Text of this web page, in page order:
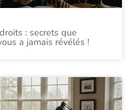
: secrets que
a jamais révélés !